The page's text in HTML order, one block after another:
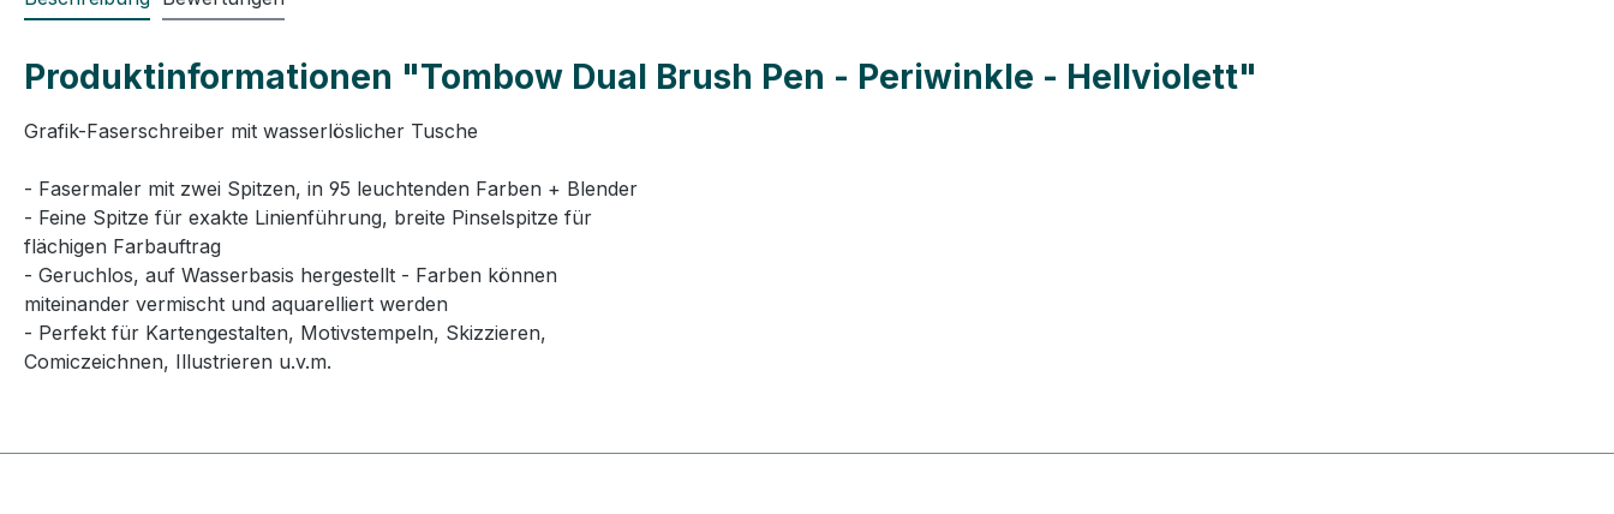
Produktinformationen "Tombow Dual Brush Pen - Periwinkle - Hellviolett"
Grafik-Faserschreiber mit wasserlöslicher Tusche
- Fasermaler mit zwei Spitzen, in 95 leuchtenden Farben + Blender
- Feine Spitze für exakte Linienführung, breite Pinselspitze für
flächigen Farbauftrag
- Geruchlos, auf Wasserbasis hergestellt - Farben können
miteinander vermischt und aquarelliert werden
- Perfekt für Kartengestalten, Motivstempeln, Skizzieren,
Comiczeichnen, Illustrieren u.v.m.